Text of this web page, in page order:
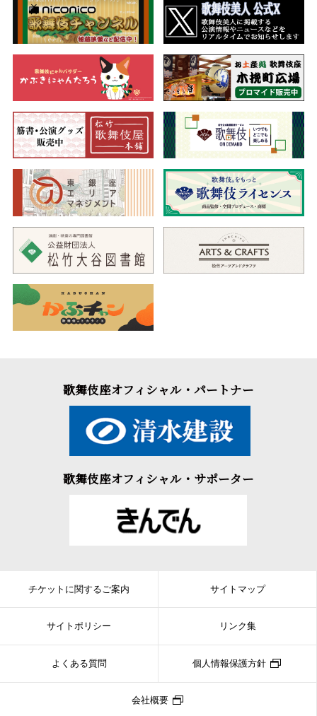
歌舞伎座オフィシャル・パートナー
歌舞伎座オフィシャル・サポーター
チケットに関するご案内 サイトマップ
サイトポリシー リンク集
よくある質問 個人情報保護方針
会社概要